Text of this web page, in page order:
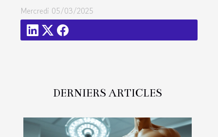
Mercredi 05/03/2025
DERNIERS ARTICLES